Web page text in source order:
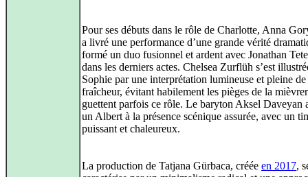
Pour ses débuts dans le rôle de Charlotte, Anna
a livré une performance d’une grande vérité
formé un duo fusionnel et ardent avec Jonathan
dans les derniers actes. Chelsea Zurflüh s’est
Sophie par une interprétation lumineuse et pleine de
fraîcheur, évitant habilement les pièges de la
guettent parfois ce rôle. Le baryton Aksel Daveyan
un Albert à la présence scénique assurée, avec un
puissant et chaleureux.
La production de Tatjana Gürbaca, créée en 2017,